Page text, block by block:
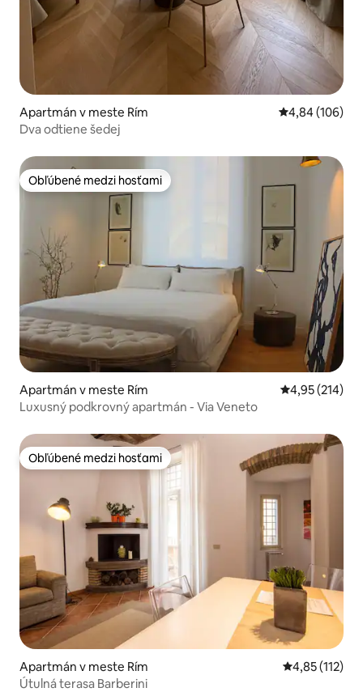
Apartmán v meste Rím Priemerné
4,84 (106)
Dva odtiene šedej
Obľúbené medzi hosťami
Obľúbené medzi hosťami
Apartmán v meste Rím Priemerné
4,95 (214)
Luxusný podkrovný apartmán - Via Veneto
Obľúbené medzi hosťami
Obľúbené medzi hosťami
Apartmán v meste Rím Priemerné
4,85 (112)
Útulná terasa Barberini